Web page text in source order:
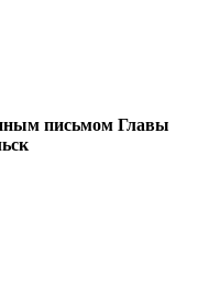
письмом Главы